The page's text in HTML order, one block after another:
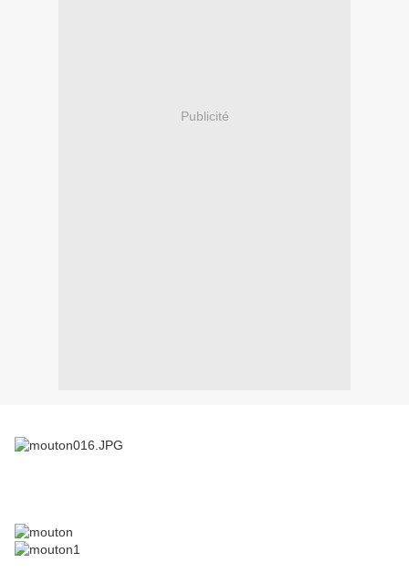
Publicité